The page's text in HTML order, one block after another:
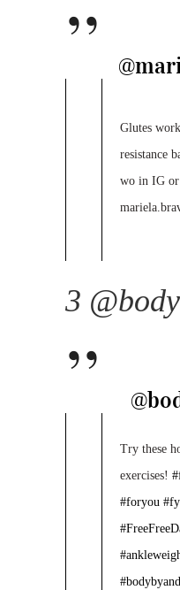
Glutes
resistance
wo in IG or
3
Try these
exercises!
#foryou